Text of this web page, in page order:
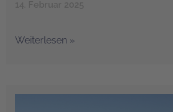
Weiterlesen »